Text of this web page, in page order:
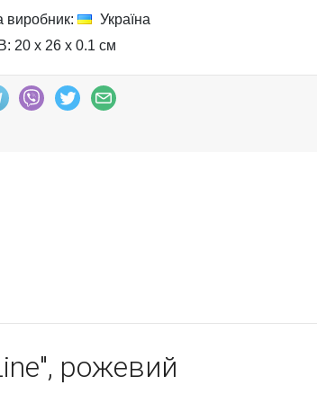
виробник:
Україна
20 x 26 x 0.1 см
рожевий